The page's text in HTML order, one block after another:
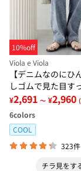
10%off
Viola e Viola
【デニムなのにひ
しゴムで見た目す
レッチ楽ちんデニ
¥2,691 ～ ¥2,960
6colors
COOL
323件
チラ見をす